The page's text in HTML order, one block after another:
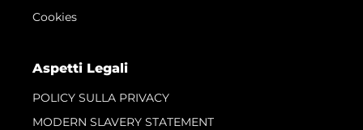
Cookies
Aspetti Legali
POLICY SULLA PRIVACY
MODERN SLAVERY STATEMENT